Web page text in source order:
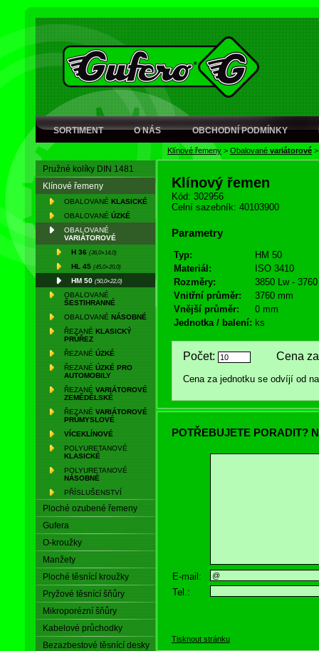
SORTIMENT O NÁS OBCHODNÍ PODMÍNKY
Klínové řemeny > Obalované variátorové
Pružné kolíky DIN 1481
Klínové řemeny
OBALOVANÉ KLASICKÉ
OBALOVANÉ ÚZKÉ
OBALOVANÉ
VARIÁTOROVÉ
H 36 (36,0×14,0)
HL 45 (45,0×20,0)
HM 50 (50,0×22,0)
OBALOVANÉ
ŠESTIHRANNÉ
OBALOVANÉ NÁSOBNÉ
ŘEZANÉ KLASICKÝ
PRŮŘEZ
ŘEZANÉ ÚZKÉ
ŘEZANÉ ÚZKÉ PRO
AUTOMOBILY
ŘEZANÉ VARIÁTOROVÉ
ZEMĚDĚLSKÉ
ŘEZANÉ VARIÁTOROVÉ
PRŮMYSLOVÉ
VÍCEKLÍNOVÉ
POLYURETANOVÉ
KLASICKÉ
POLYURETANOVÉ
NÁSOBNÉ
PŘÍSLUŠENSTVÍ
Ploché ozubené řemeny
Gufera
O-kroužky
Manžety
Ploché těsnící kroužky
Pryžové těsnící šňůry
Mikroporézní šňůry
Kabelové průchodky
Bezazbestové těsnící desky
Klínový řemen
Kód: 302956
Celní sazebník: 40103900
Parametry
Typ:
HM 50
Materiál:
ISO 3410
Rozměry:
3850 Lw -
Vnitřní průměr:
3760 mm
Vnější průměr:
0 mm
Jednotka / balení: ks
Počet: Cena za
Cena za jednotku se odvíjí od
POTŘEBUJETE PORADIT?
E-mail:
Tel.:
Tisknout stránku